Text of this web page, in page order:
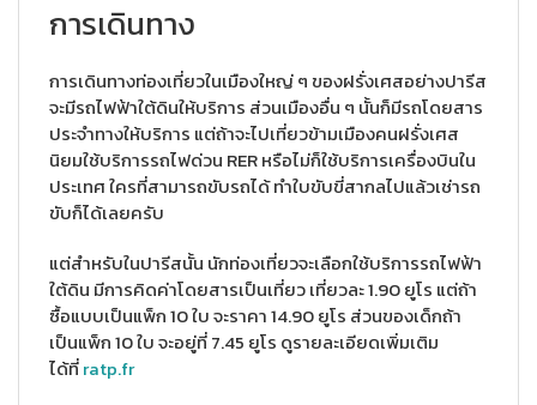
การเดินทาง
การเดินทางท่องเที่ยวในเมืองใหญ่ ๆ ของฝรั่งเศสอย่างปารีส
จะมีรถไฟฟ้าใต้ดินให้บริการ ส่วนเมืองอื่น ๆ นั้นก็มีรถโดยสาร
ประจำทางให้บริการ แต่ถ้าจะไปเที่ยวข้ามเมืองคนฝรั่งเศส
นิยมใช้บริการรถไฟด่วน RER หรือไม่ก็ใช้บริการเครื่องบินใน
ประเทศ ใครที่สามารถขับรถได้ ทำใบขับขี่สากลไปแล้วเช่ารถ
ขับก็ได้เลยครับ
แต่สำหรับในปารีสนั้น นักท่องเที่ยวจะเลือกใช้บริการรถไฟฟ้า
ใต้ดิน มีการคิดค่าโดยสารเป็นเที่ยว เที่ยวละ 1.90 ยูโร แต่ถ้า
ซื้อแบบเป็นแพ็ก 10 ใบ จะราคา 14.90 ยูโร ส่วนของเด็กถ้า
เป็นแพ็ก 10 ใบ จะอยู่ที่ 7.45 ยูโร ดูรายละเอียดเพิ่มเติม
ได้ที่ratp.fr